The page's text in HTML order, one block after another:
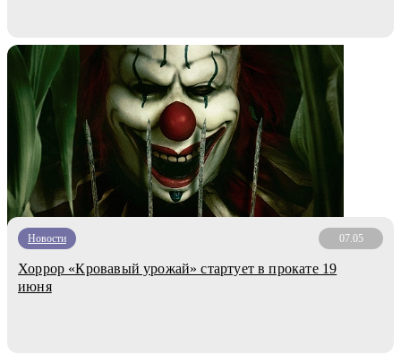
Новости 07.05
Хоррор «Кровавый урожай» стартует в прокате 19
июня